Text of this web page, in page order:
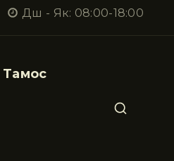
Дш - Як: 08:00-18:00
Тамос